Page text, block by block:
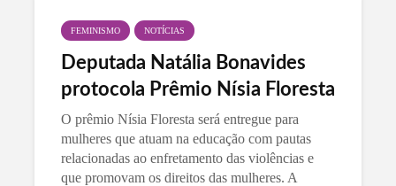
FEMINISMO NOTÍCIAS
Deputada Natália Bonavides
protocola Prêmio Nísia Floresta
O prêmio Nísia Floresta será entregue para
mulheres que atuam na educação com pautas
relacionadas ao enfretamento das violências e
que promovam os direitos das mulheres. A